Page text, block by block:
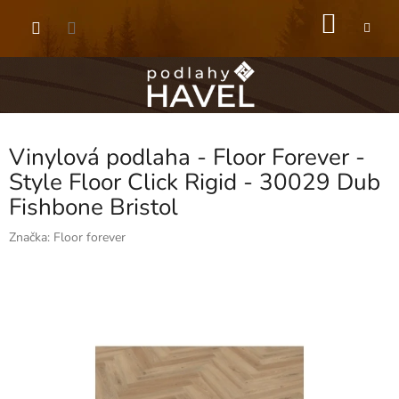
Vinylová podlaha - Floor Forever -
Style Floor Click Rigid - 30029 Dub
Fishbone Bristol
Značka: Floor forever